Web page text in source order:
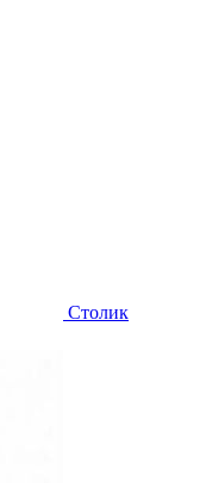
Столик